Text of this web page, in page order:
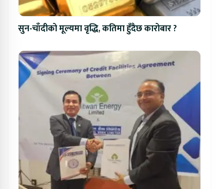
सुन-चाँदीको मूल्यमा वृद्धि, कतिमा हुँदैछ कारोबार ?